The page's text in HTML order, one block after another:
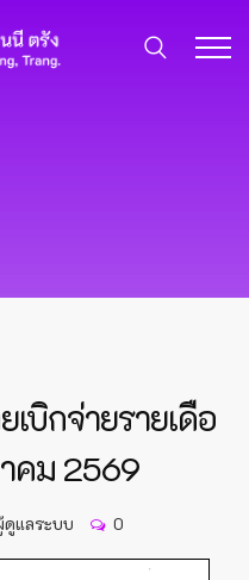
บิกจ่ายรายเดือ
คม 2569
ดูแลระบบ 0